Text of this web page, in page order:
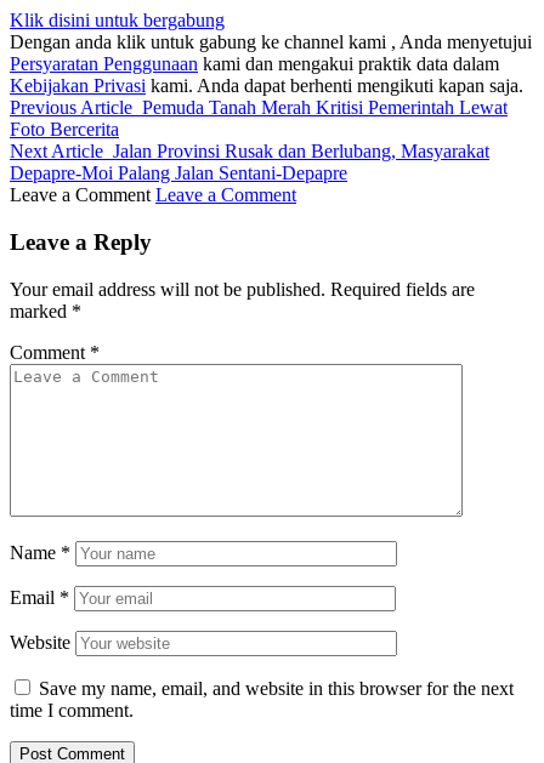
Klik disini untuk bergabung
Dengan anda klik untuk gabung ke channel kami , Anda menyetujui
Persyaratan Penggunaan kami dan mengakui praktik data dalam
Kebijakan Privasi kami. Anda dapat berhenti mengikuti kapan saja.
Previous Article Pemuda Tanah Merah Kritisi Pemerintah Lewat
Foto Bercerita
Next Article Jalan Provinsi Rusak dan Berlubang, Masyarakat
Depapre-Moi Palang Jalan Sentani-Depapre
Leave a Comment Leave a Comment
Leave a Reply
Your email address will not be published. Required fields are
marked *
Comment *
Name *
Email *
Website
Save my name, email, and website in this browser for the next
time I comment.